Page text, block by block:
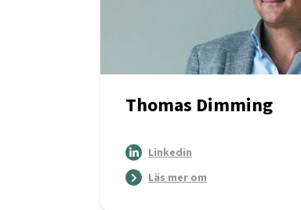
Thomas Dimming
Linkedin
Läs mer om